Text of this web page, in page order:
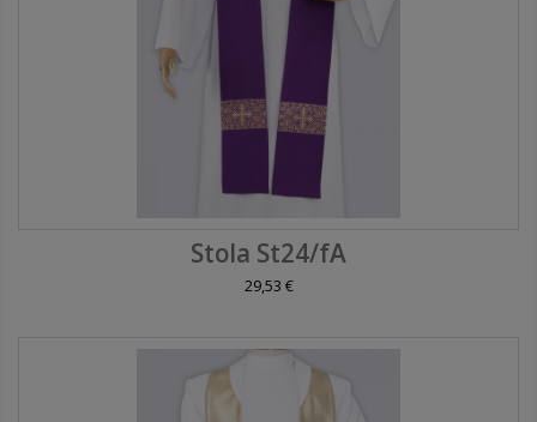
Stola St24/fA
29,53 €